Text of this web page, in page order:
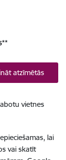
**
atzīmētās
vietnes
lai
vai skatīt